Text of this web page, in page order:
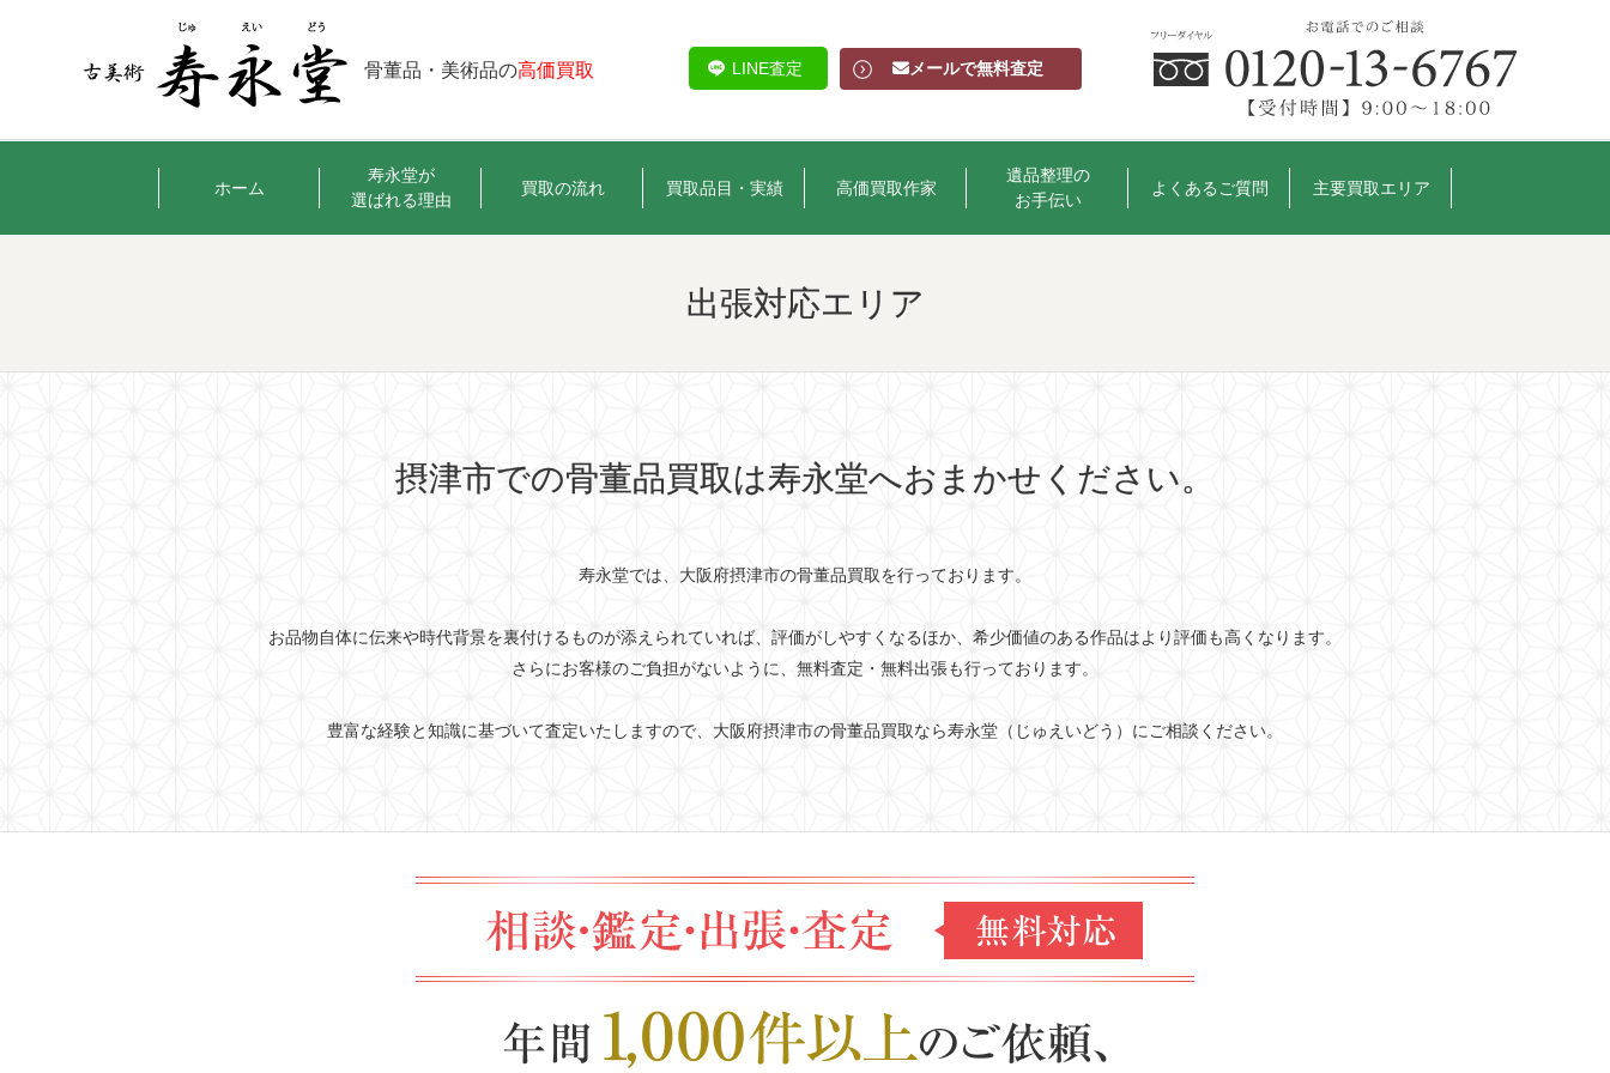
骨董品・美術品の高価買取 LINE査定 メールで無料査定
ホーム
寿永堂が
選ばれる理由
買取の流れ 買取品目・実績 高価買取作家
遺品整理の
お手伝い
よくあるご質問 主要買取エリア
出張対応エリア
摂津市での骨董品買取は寿永堂へおまかせください。
寿永堂では、大阪府摂津市の骨董品買取を行っております。
お品物自体に伝来や時代背景を裏付けるものが添えられていれば、評価がしやすくなるほか、希少価値のある作品はより評価も高くなります。
さらにお客様のご負担がないように、無料査定・無料出張も行っております。
豊富な経験と知識に基づいて査定いたしますので、大阪府摂津市の骨董品買取なら寿永堂（じゅえいどう）にご相談ください。